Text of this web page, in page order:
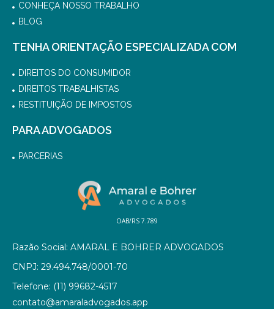
CONHEÇA NOSSO TRABALHO
BLOG
TENHA ORIENTAÇÃO ESPECIALIZADA COM
DIREITOS DO CONSUMIDOR
DIREITOS TRABALHISTAS
RESTITUIÇÃO DE IMPOSTOS
PARA ADVOGADOS
PARCERIAS
OAB/RS 7.789
Razão Social: AMARAL E BOHRER ADVOGADOS
CNPJ: 29.494.748/0001-70
Telefone: (11) 99682-4517
contato@amaraladvogados.app